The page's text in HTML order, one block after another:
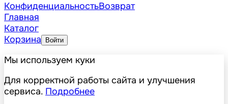
КонфиденциальностьВозврат
Главная
Каталог
Корзина
Войти
Мы используем куки
Для корректной работы сайта и улучшения
сервиса. Подробнее